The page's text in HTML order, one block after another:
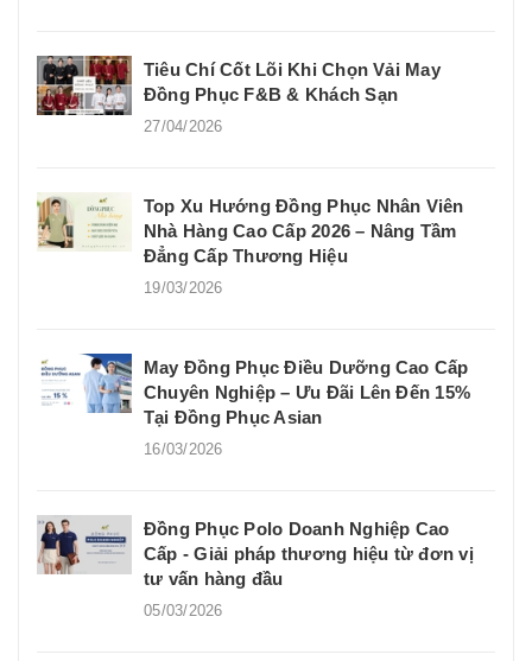
Tiêu Chí Cốt Lõi Khi Chọn Vải May
Đồng Phục F&B & Khách Sạn
27/04/2026
Top Xu Hướng Đồng Phục Nhân Viên
Nhà Hàng Cao Cấp 2026 – Nâng Tầm
Đẳng Cấp Thương Hiệu
19/03/2026
May Đồng Phục Điều Dưỡng Cao Cấp
Chuyên Nghiệp – Ưu Đãi Lên Đến 15%
Tại Đồng Phục Asian
16/03/2026
Đồng Phục Polo Doanh Nghiệp Cao
Cấp - Giải pháp thương hiệu từ đơn vị
tư vấn hàng đầu
05/03/2026